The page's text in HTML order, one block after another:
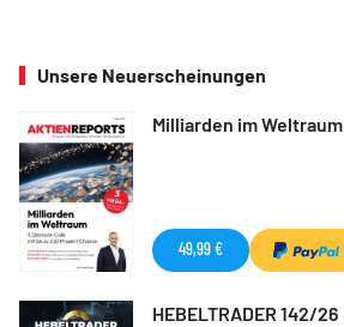
Unsere Neuerscheinungen
Milliarden im Weltraum
49,99 €
HEBELTRADER 142/26